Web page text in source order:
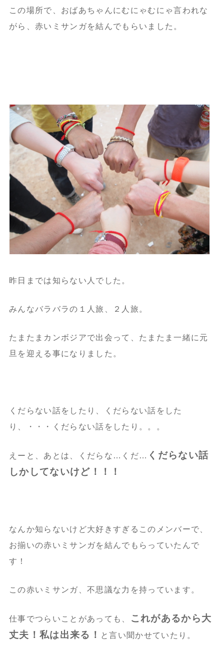
この場所で、おばあちゃんにむにゃむにゃ言われな
がら、赤いミサンガを結んでもらいました。
昨日までは知らない人でした。
みんなバラバラの１人旅、２人旅。
たまたまカンボジアで出会って、たまたま一緒に元
旦を迎える事になりました。
くだらない話をしたり、くだらない話をした
り、・・・くだらない話をしたり。。。
えーと、あとは、くだらな…くだ… くだらない話
しかしてないけど！！！
なんか知らないけど大好きすぎるこのメンバーで、
お揃いの赤いミサンガを結んでもらっていたんで
す！
この赤いミサンガ、不思議な力を持っています。
仕事でつらいことがあっても、
これがあるから大
丈夫！私は出来る！
と言い聞かせていたり。